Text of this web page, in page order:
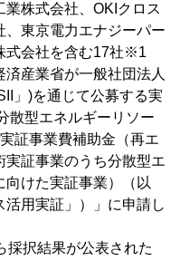
株式会社、OKIクロス
、東京電力エナジーパー
式会社を含む17社※1
産業省が一般社団法人
」)を通じて公募する実
散型エネルギーリソー
証事業費補助金（再エ
実証事業のうち分散型エ
けた実証事業）（以
用実証」）」に申請し
採択結果が公表された